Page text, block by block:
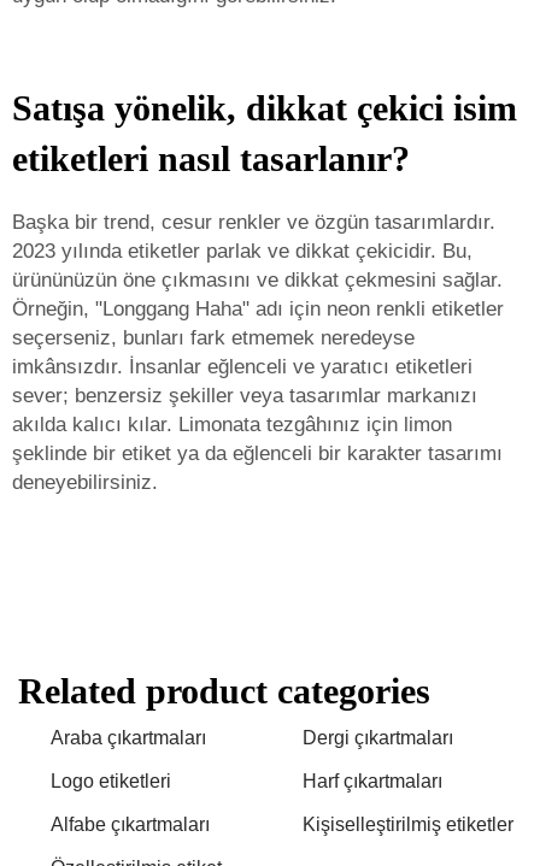
Satışa yönelik, dikkat çekici isim
etiketleri nasıl tasarlanır?
Başka bir trend, cesur renkler ve özgün tasarımlardır.
2023 yılında etiketler parlak ve dikkat çekicidir. Bu,
ürününüzün öne çıkmasını ve dikkat çekmesini sağlar.
Örneğin, "Longgang Haha" adı için neon renkli etiketler
seçerseniz, bunları fark etmemek neredeyse
imkânsızdır. İnsanlar eğlenceli ve yaratıcı etiketleri
sever; benzersiz şekiller veya tasarımlar markanızı
akılda kalıcı kılar. Limonata tezgâhınız için limon
şeklinde bir etiket ya da eğlenceli bir karakter tasarımı
deneyebilirsiniz.
Related product categories
Araba çıkartmaları Dergi çıkartmaları
Logo etiketleri Harf çıkartmaları
Alfabe çıkartmaları Kişiselleştirilmiş etiketler